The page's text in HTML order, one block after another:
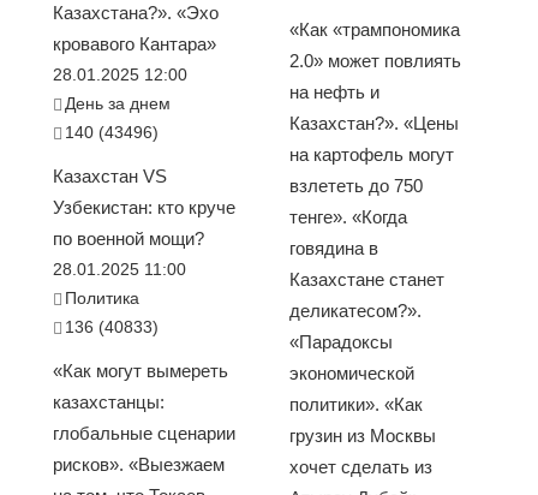
Казахстана?». «Эхо
кровавого Кантара»
28.01.2025 12:00
День за днем
140 (43496)
Казахстан VS
Узбекистан: кто круче
по военной мощи?
28.01.2025 11:00
Политика
136 (40833)
«Как могут вымереть
казахстанцы:
глобальные сценарии
рисков». «Выезжаем
«Как «трампономика
2.0» может повлиять
на нефть и
Казахстан?». «Цены
на картофель могут
взлететь до 750
тенге». «Когда
говядина в
Казахстане станет
деликатесом?».
«Парадоксы
экономической
политики». «Как
грузин из Москвы
хочет сделать из